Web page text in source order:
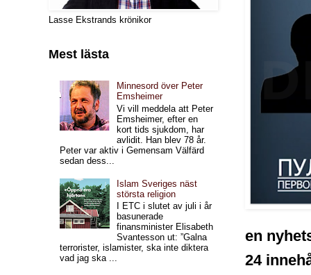
en
24
Lasse Ekstrands krönikor
Mest lästa
Minnesord över Peter
Emsheimer
Vi vill meddela att Peter
Emsheimer, efter en
kort tids sjukdom, har
avlidit. Han blev 78 år.
Peter var aktiv i Gemensam Välfärd
sedan dess...
Islam Sveriges näst
största religion
I ETC i slutet av juli i år
basunerade
finansminister Elisabeth
Svantesson ut: ”Galna
terrorister, islamister, ska inte diktera
vad jag ska ...